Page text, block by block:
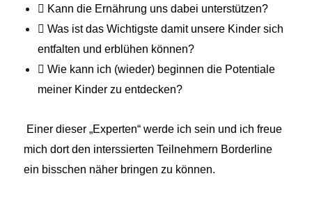
 Kann die Ernährung uns dabei unterstützen?
 Was ist das Wichtigste damit unsere Kinder sich
entfalten und erblühen können?
 Wie kann ich (wieder) beginnen die Potentiale
meiner Kinder zu entdecken?
Einer dieser „Experten“ werde ich sein und ich freue
mich dort den interssierten Teilnehmern Borderline
ein bisschen näher bringen zu können.